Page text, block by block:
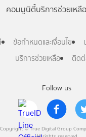
Follow us
Copyright © True Digital Group
คอมมูนิตี้บริการช่วยเหลื
ข้อกำหนดและเงื่อนไข
บริการช่วยเหลือ
ติดต่